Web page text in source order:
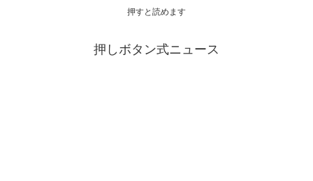
押すと読めます
押しボタン式ニュース